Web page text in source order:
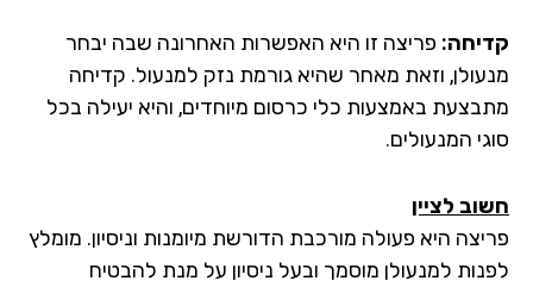
פריצה זו היא האפשרות האחרונה שבה יבחר
וזאת מאחר שהיא גורמת נזק למנעול. קדיחה
באמצעות כלי כרסום מיוחדים, והיא יעילה בכל
המנעולים.
לציין
היא פעולה מורכבת הדורשת מיומנות וניסיון. מומלץ
למנעולן מוסמך ובעל ניסיון על מנת להבטיח